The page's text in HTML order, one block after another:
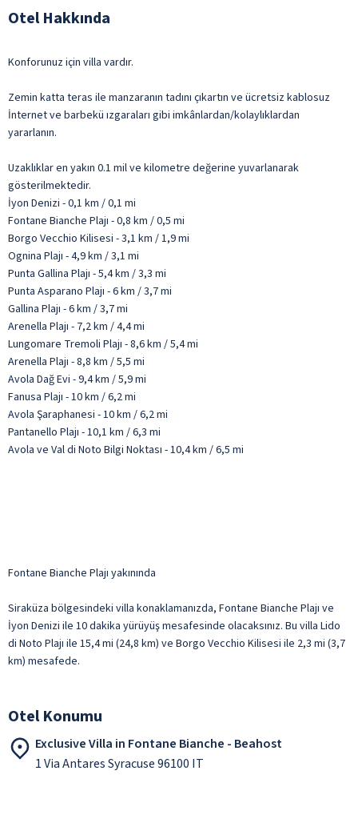
Otel Hakkında
Konforunuz için villa vardır.
Zemin katta teras ile manzaranın tadını çıkartın ve ücretsiz kablosuz
İnternet ve barbekü ızgaraları gibi imkânlardan/kolaylıklardan
yararlanın.
Uzaklıklar en yakın 0.1 mil ve kilometre değerine yuvarlanarak
gösterilmektedir.
İyon Denizi - 0,1 km / 0,1 mi
Fontane Bianche Plajı - 0,8 km / 0,5 mi
Borgo Vecchio Kilisesi - 3,1 km / 1,9 mi
Ognina Plajı - 4,9 km / 3,1 mi
Punta Gallina Plajı - 5,4 km / 3,3 mi
Punta Asparano Plajı - 6 km / 3,7 mi
Gallina Plajı - 6 km / 3,7 mi
Arenella Plajı - 7,2 km / 4,4 mi
Lungomare Tremoli Plajı - 8,6 km / 5,4 mi
Arenella Plajı - 8,8 km / 5,5 mi
Avola Dağ Evi - 9,4 km / 5,9 mi
Fanusa Plajı - 10 km / 6,2 mi
Avola Şaraphanesi - 10 km / 6,2 mi
Pantanello Plajı - 10,1 km / 6,3 mi
Avola ve Val di Noto Bilgi Noktası - 10,4 km / 6,5 mi
Fontane Bianche Plajı yakınında
Siraküza bölgesindeki villa konaklamanızda, Fontane Bianche Plajı ve
İyon Denizi ile 10 dakika yürüyüş mesafesinde olacaksınız. Bu villa Lido
di Noto Plajı ile 15,4 mi (24,8 km) ve Borgo Vecchio Kilisesi ile 2,3 mi (3,7
km) mesafede.
Otel Konumu
Exclusive Villa in Fontane Bianche - Beahost
1 Via Antares Syracuse 96100 IT